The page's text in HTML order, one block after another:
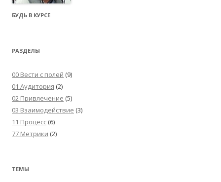
БУДЬ В КУРСЕ
РАЗДЕЛЫ
00 Вести с полей (9)
01 Аудитория (2)
02 Привлечение (5)
03 Взаимодействие (3)
11 Процесс (6)
77 Метрики (2)
ТЕМЫ